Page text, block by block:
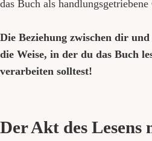
das Buch als handlungsgetriebene
Die Beziehung zwischen dir
die Weise, in der du das Buch
verarbeiten solltest!
Der Akt des Lesens